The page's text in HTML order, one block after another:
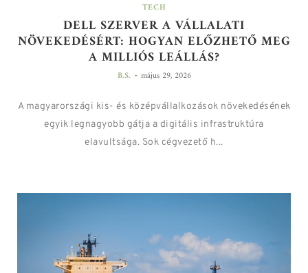
TECH
DELL SZERVER A VÁLLALATI
NÖVEKEDÉSÉRT: HOGYAN ELŐZHETŐ MEG
A MILLIÓS LEÁLLÁS?
B.S. - május 29, 2026
A magyarországi kis- és középvállalkozások növekedésének
egyik legnagyobb gátja a digitális infrastruktúra
elavultsága. Sok cégvezető h...